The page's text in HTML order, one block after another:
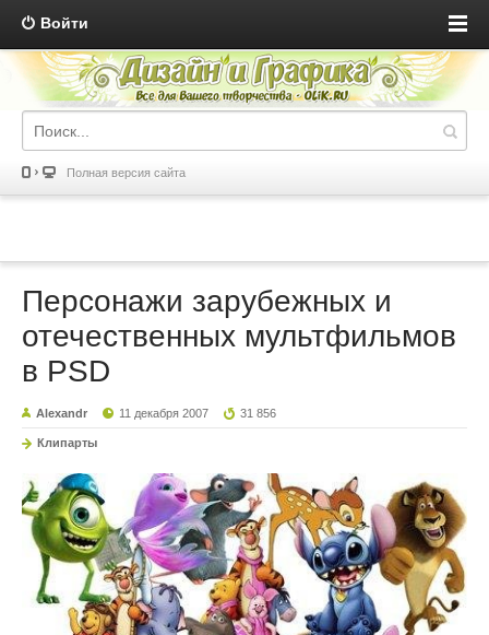
Войти
Полная версия сайта
Персонажи зарубежных и
отечественных мультфильмов
в PSD
Alexandr 11 декабря 2007 31 856
Клипарты